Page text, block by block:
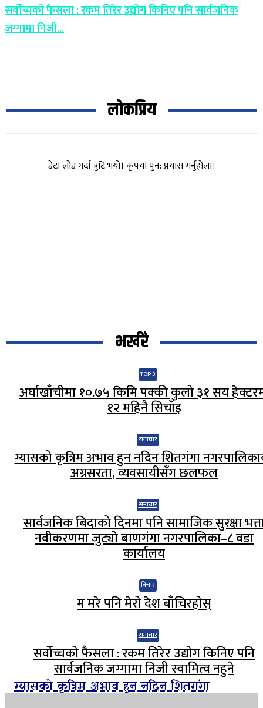
सर्वोच्चको फैसला : रकम तिरेर उद्योग किनिए पनि सार्वजनिक
जग्गामा निजी...
लोकप्रिय
डेटा लोड गर्दा त्रुटि भयो। कृपया पुन: प्रयास गर्नुहोला।
भर्खरै
TOP 3
अर्घाखाँचीमा १०.७५ किमि पक्की कुलो ३१ सय
१२ महिनै सिचाँइ
समाचार
ग्यासको कृत्रिम अभाव हुन नदिन शितगंगा
अग्रसरता, व्यवसायीसँग छलफल
समाचार
सार्वजनिक बिदाको दिनमा पनि सामाजिक सुरक्षा
नवीकरणमा जुट्यो बाणगंगा नगरपालिका–८ वडा
कार्यालय
विचार
म मरे पनि मेरो देश बाँचिरहोस्
समाचार
सर्वोच्चको फैसला : रकम तिरेर उद्योग किनिए पनि
सार्वजनिक जग्गामा निजी स्वामित्व नहुने
ग्यासको कृत्रिम अभाव हुन नदिन शितगंगा